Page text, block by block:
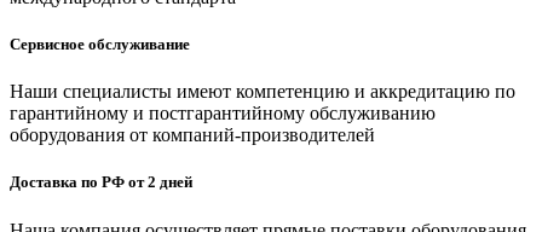
Сервисное обслуживание
Наши специалисты имеют компетенцию и аккредитацию по
гарантийному и постгарантийному обслуживанию
оборудования от компаний-производителей
Доставка по РФ от 2 дней